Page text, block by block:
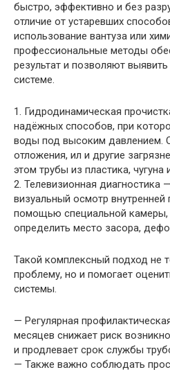
быстро, эффективно и без
отличие от устаревших
использование вантуза или
профессиональные методы
результат и позволяют
системе.
1. Гидродинамическая
надёжных способов, при
воды под высоким давлением.
отложения, ил и другие
этом трубы из пластика, чугуна
2. Телевизионная диагностика
визуальный осмотр внутренней
помощью специальной камеры,
определить место засора,
Такой комплексный подход не
проблему, но и помогает
системы.
— Регулярная
месяцев снижает риск
и продлевает срок службы
— Также важно соблюдать